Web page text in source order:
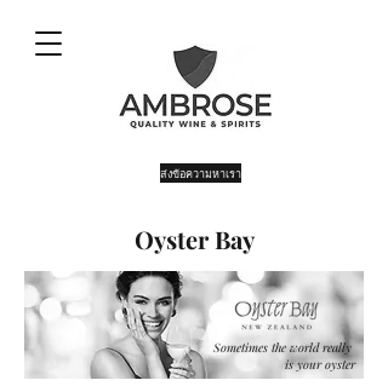
ส่งข้อความหาเรา
Oyster Bay
Sometimes the world really
is your oyster